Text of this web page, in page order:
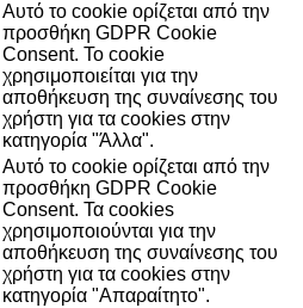
Αυτό το cookie ορίζεται από την
προσθήκη GDPR Cookie
Consent. Το cookie
χρησιμοποιείται για την
αποθήκευση της συναίνεσης του
χρήστη για τα cookies στην
κατηγορία "Άλλα".
Αυτό το cookie ορίζεται από την
προσθήκη GDPR Cookie
Consent. Τα cookies
χρησιμοποιούνται για την
αποθήκευση της συναίνεσης του
χρήστη για τα cookies στην
κατηγορία "Απαραίτητο".